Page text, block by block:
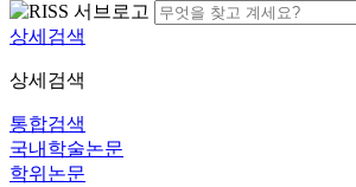
상세검색
상세검색
통합검색
국내학술논문
학위논문